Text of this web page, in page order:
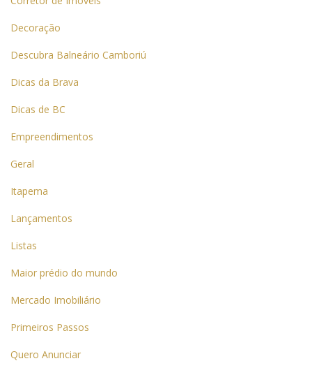
Decoração
Descubra Balneário Camboriú
Dicas da Brava
Dicas de BC
Empreendimentos
Geral
Itapema
Lançamentos
Listas
Maior prédio do mundo
Mercado Imobiliário
Primeiros Passos
Quero Anunciar